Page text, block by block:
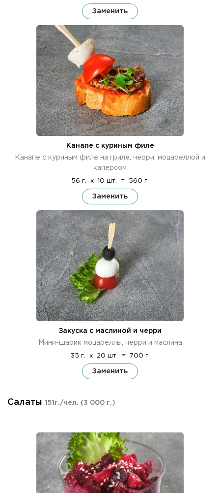
Заменить
Канапе с куриным филе
Канапе с куриным филе на гриле, черри, моцареллой и
каперсом
56 г. x 10 шт. = 560 г.
Заменить
Закуска с маслиной и черри
Мини-шарик моцареллы, черри и маслина
35 г. x 20 шт. = 700 г.
Заменить
Салаты 151г./чел. (3 000 г.)